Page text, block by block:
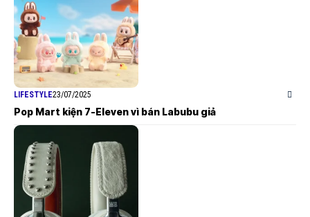
LIFESTYLE23/07/2025
Pop Mart kiện 7-Eleven vì bán Labubu giả